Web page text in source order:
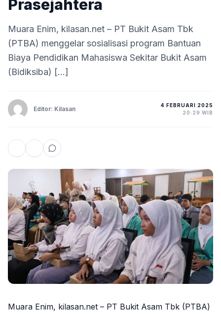
Prasejahtera
Muara Enim, kilasan.net – PT Bukit Asam Tbk
(PTBA) menggelar sosialisasi program Bantuan
Biaya Pendidikan Mahasiswa Sekitar Bukit Asam
(Bidiksiba) […]
Editor: Kilasan
4 FEBRUARI 2025
20:29 WIB
Muara Enim, kilasan.net – PT Bukit Asam Tbk (PTBA)